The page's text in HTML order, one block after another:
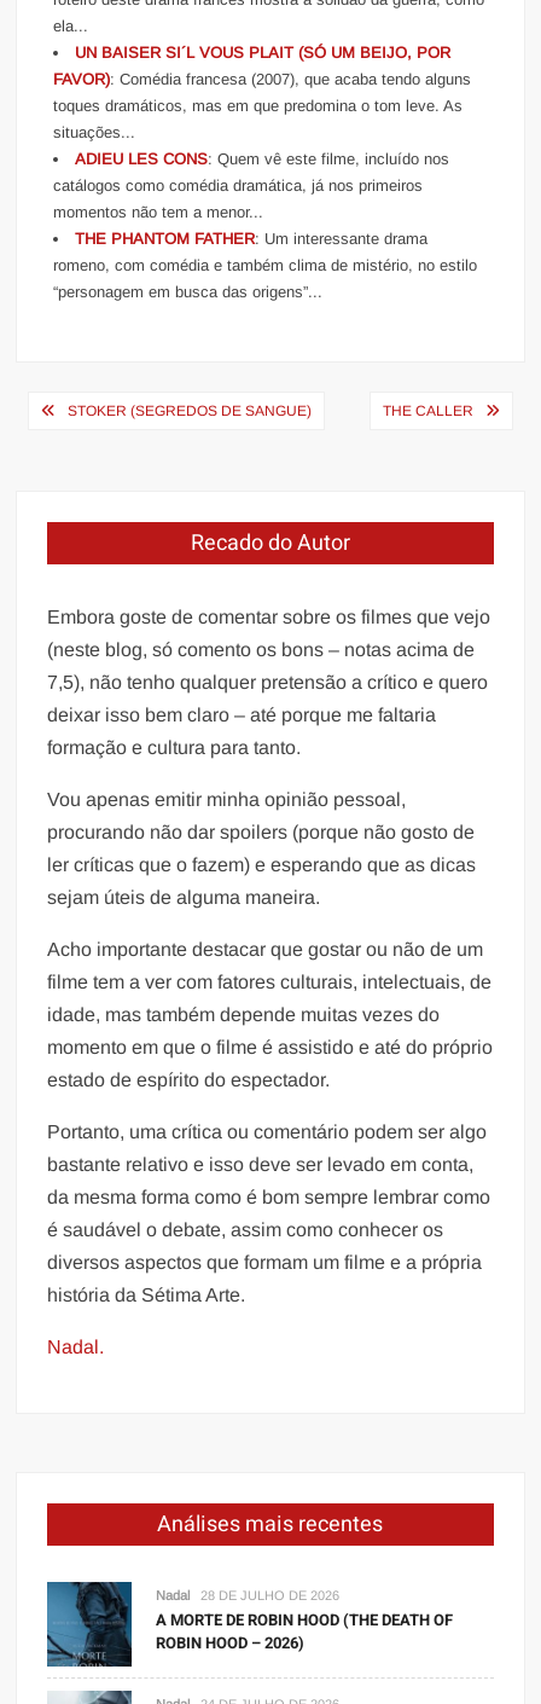
ela...
UN BAISER SI´L VOUS PLAIT (SÓ UM BEIJO, POR
FAVOR): Comédia francesa (2007), que acaba tendo alguns
toques dramáticos, mas em que predomina o tom leve. As
situações...
ADIEU LES CONS: Quem vê este filme, incluído nos
catálogos como comédia dramática, já nos primeiros
momentos não tem a menor...
THE PHANTOM FATHER: Um interessante drama
romeno, com comédia e também clima de mistério, no estilo
“personagem em busca das origens”...
Navegação
STOKER (SEGREDOS DE SANGUE) THE CALLER
Recado do Autor
Embora goste de comentar sobre os filmes que vejo
(neste blog, só comento os bons – notas acima de
7,5), não tenho qualquer pretensão a crítico e quero
deixar isso bem claro – até porque me faltaria
formação e cultura para tanto.
Vou apenas emitir minha opinião pessoal,
procurando não dar spoilers (porque não gosto de
ler críticas que o fazem) e esperando que as dicas
sejam úteis de alguma maneira.
Acho importante destacar que gostar ou não de um
filme tem a ver com fatores culturais, intelectuais, de
idade, mas também depende muitas vezes do
momento em que o filme é assistido e até do próprio
estado de espírito do espectador.
Portanto, uma crítica ou comentário podem ser algo
bastante relativo e isso deve ser levado em conta,
da mesma forma como é bom sempre lembrar como
é saudável o debate, assim como conhecer os
diversos aspectos que formam um filme e a própria
história da Sétima Arte.
Nadal.
Análises mais recentes
Nadal 28 DE JULHO DE 2026
A MORTE DE ROBIN HOOD (THE DEATH OF
ROBIN HOOD – 2026)